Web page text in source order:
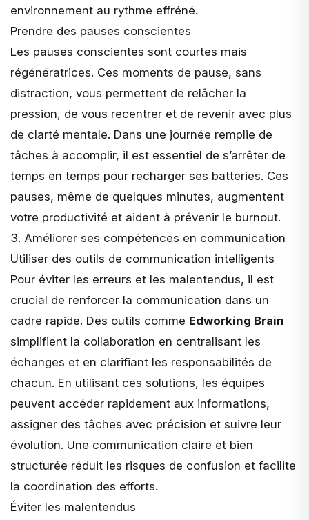
environnement au rythme effréné.
Prendre des pauses conscientes
Les pauses conscientes sont courtes mais
régénératrices. Ces moments de pause, sans
distraction, vous permettent de relâcher la
pression, de vous recentrer et de revenir avec plus
de clarté mentale. Dans une journée remplie de
tâches à accomplir, il est essentiel de s’arrêter de
temps en temps pour recharger ses batteries. Ces
pauses, même de quelques minutes, augmentent
votre productivité et aident à prévenir le burnout.
3. Améliorer ses compétences en communication
Utiliser des outils de communication intelligents
Pour éviter les erreurs et les malentendus, il est
crucial de renforcer la communication dans un
cadre rapide. Des outils comme Edworking Brain
simplifient la collaboration en centralisant les
échanges et en clarifiant les responsabilités de
chacun. En utilisant ces solutions, les équipes
peuvent accéder rapidement aux informations,
assigner des tâches avec précision et suivre leur
évolution. Une communication claire et bien
structurée réduit les risques de confusion et facilite
la coordination des efforts.
Éviter les malentendus